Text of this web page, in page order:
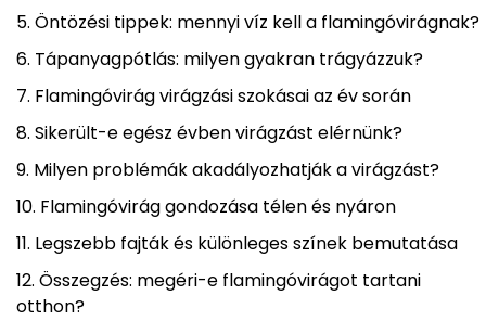
Öntözési tippek: mennyi víz kell a flamingóvirágnak?
Tápanyagpótlás: milyen gyakran trágyázzuk?
Flamingóvirág virágzási szokásai az év során
Sikerült-e egész évben virágzást elérnünk?
Milyen problémák akadályozhatják a virágzást?
Flamingóvirág gondozása télen és nyáron
Legszebb fajták és különleges színek bemutatása
Összegzés: megéri-e flamingóvirágot tartani
otthon?